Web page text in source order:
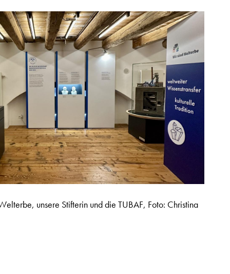
unsere Stifterin und die TUBAF, Foto: Christina